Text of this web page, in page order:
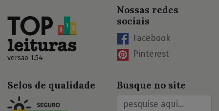
versão 1.54
Nossas redes
sociais
Facebook
Pinterest
Selos de qualidade Busque no site